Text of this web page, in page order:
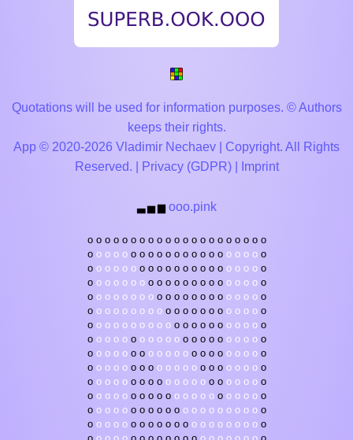
Quotations will be used for information purposes. © Authors
keeps their rights.
App © 2020-2026 Vladimir Nechaev | Copyright. All Rights
Reserved. |
Privacy (GDPR)| Imprint
▃ ▅ ▆ ooo.pink
o o o o o o o o o o o o o o o o o o o o o
o o o o o o o o o o o o o o o o o o o o o
o o o o o o o o o o o o o o o o o o o o o
o o o o o o o o o o o o o o o o o o o o o
o o o o o o o o o o o o o o o o o o o o o
o o o o o o o o o o o o o o o o o o o o o
o o o o o o o o o o o o o o o o o o o o o
o o o o o o o o o o o o o o o o o o o o o
o o o o o o o o o o o o o o o o o o o o o
o o o o o o o o o o o o o o o o o o o o o
o o o o o o o o o o o o o o o o o o o o o
o o o o o o o o o o o o o o o o o o o o o
o o o o o o o o o o o o o o o o o o o o o
o o o o o o o o o o o o o o o o o o o o o